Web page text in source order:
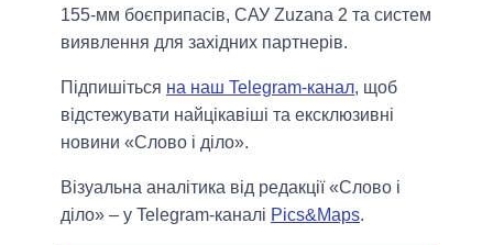
155-мм боєприпасів, САУ Zuzana 2 та систем
виявлення для західних партнерів.
Підпишіться на наш Telegram-канал, щоб
відстежувати найцікавіші та ексклюзивні
новини «Слово і діло».
Візуальна аналітика від редакції «Слово і
діло» – у Telegram-каналі Pics&Maps.